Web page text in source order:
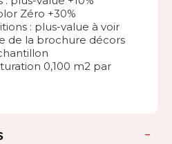
Zéro +30%
: plus-value à voir
de la brochure décors
0,100 m2 par